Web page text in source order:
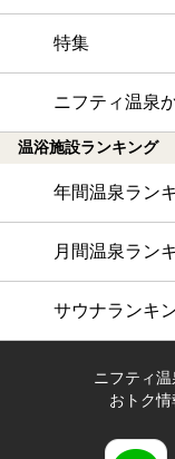
特集
ニフティ温泉
温浴施設ランキング
年間温泉ラン
月間温泉ラン
サウナランキ
ニフティ
おトク